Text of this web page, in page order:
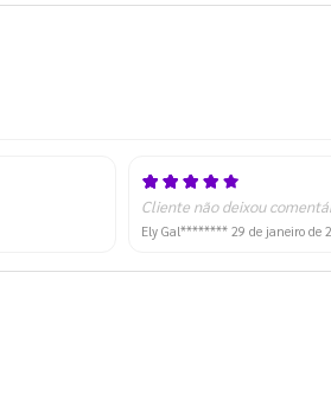
Cliente não deixou
Ely Gal******** 29 de janeiro de